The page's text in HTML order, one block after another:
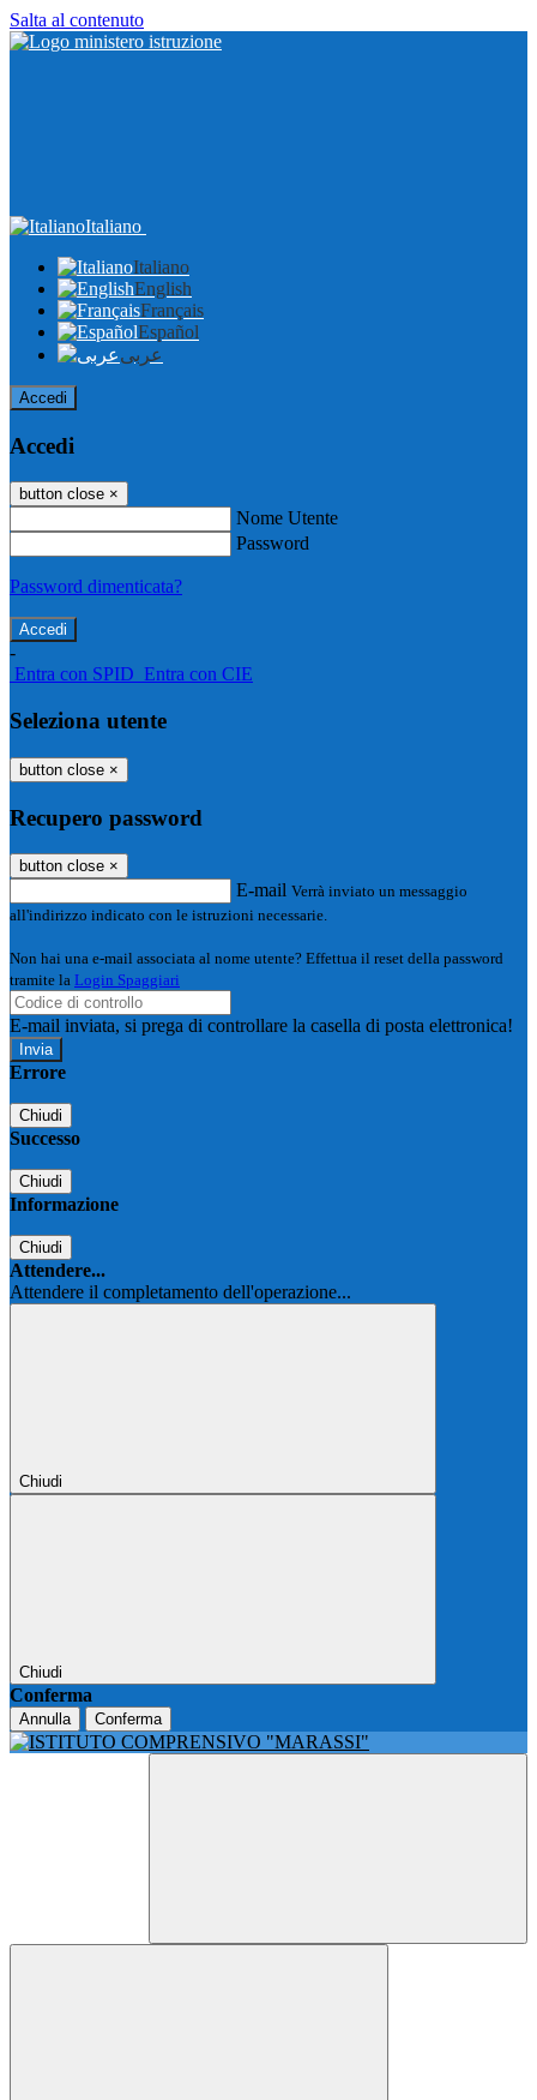
Salta al contenuto
Italiano
Italiano
English
Français
Español
عربى
Accedi
Accedi
button close ×
Nome Utente
Password
Password dimenticata?
-
Entra con SPID Entra con CIE
Seleziona utente
button close ×
Recupero password
button close ×
E-mail Verrà inviato un messaggio
all'indirizzo indicato con le istruzioni necessarie.
Non hai una e-mail associata al nome utente? Effettua il reset della password
tramite la Login Spaggiari
E-mail inviata, si prega di controllare la casella di posta elettronica!
Errore
Chiudi
Successo
Chiudi
Informazione
Chiudi
Attendere...
Attendere il completamento dell'operazione...
Chiudi
Chiudi
Conferma
Annulla Conferma